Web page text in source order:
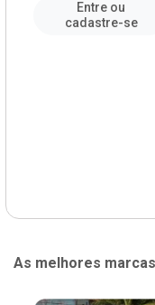
Entre ou
cadastre-se
As melhores